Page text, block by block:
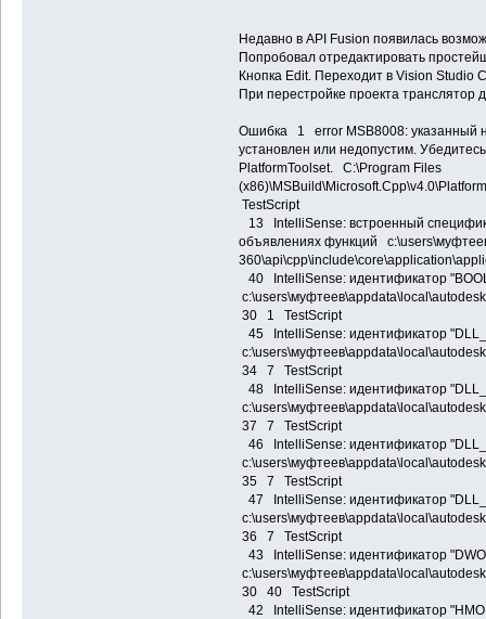
Недавно в API Fusion появилась
Попробовал отредактировать
Кнопка Edit. Переходит в Vision Studio
При перестройке проекта транслятор
Ошибка 1 error MSB8008: указанный
установлен или недопустим.
PlatformToolset. C:\Program Files
TestScript
13 IntelliSense: встроенный
объявлениях функций
40 IntelliSense: идентификатор
30 1 TestScript
45 IntelliSense: идентификатор
34 7 TestScript
48 IntelliSense: идентификатор
37 7 TestScript
46 IntelliSense: идентификатор
35 7 TestScript
47 IntelliSense: идентификатор
36 7 TestScript
43 IntelliSense: идентификатор
30 40 TestScript
42 IntelliSense: идентификатор